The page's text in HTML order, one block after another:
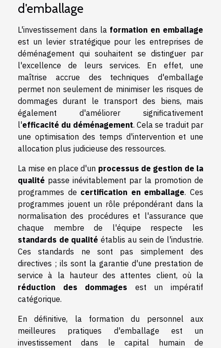
d'emballage
L'investissement dans la formation en emballage
est un levier stratégique pour les entreprises de
déménagement qui souhaitent se distinguer par
l'excellence de leurs services. En effet, une
maîtrise accrue des techniques d'emballage
permet non seulement de minimiser les risques de
dommages durant le transport des biens, mais
également d'améliorer significativement
l'efficacité du déménagement. Cela se traduit par
une optimisation des temps d'intervention et une
allocation plus judicieuse des ressources.
La mise en place d'un processus de gestion de la
qualité passe inévitablement par la promotion de
programmes de certification en emballage. Ces
programmes jouent un rôle prépondérant dans la
normalisation des procédures et l'assurance que
chaque membre de l'équipe respecte les
standards de qualité établis au sein de l'industrie.
Ces standards ne sont pas simplement des
directives ; ils sont la garantie d'une prestation de
service à la hauteur des attentes client, où la
réduction des dommages est un impératif
catégorique.
En définitive, la formation du personnel aux
meilleures pratiques d'emballage est un
investissement dans le capital humain de